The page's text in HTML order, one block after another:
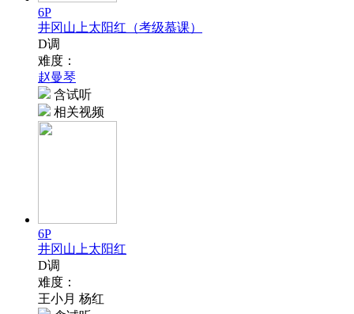
6P
井冈山上太阳红（考级慕课）
D调
难度：
赵曼琴
含试听
相关视频
6P
井冈山上太阳红
D调
难度：
王小月 杨红